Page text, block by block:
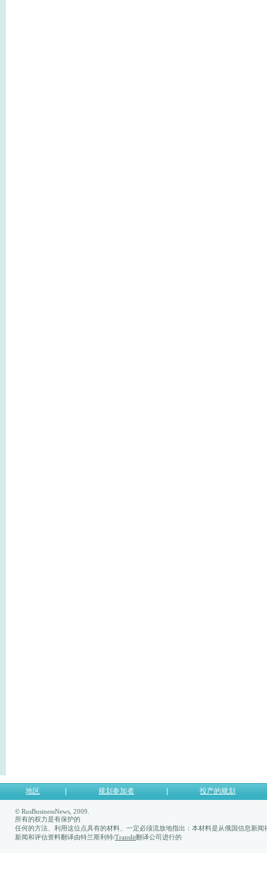
地区 规划参加者 投产的规划
© RusBusinessNews, 2009.
所有的权力是有保护的
任何的方法、利用这位点具有的材料、一定必须流放地指出：本材料是从俄国信息新闻
新闻和评估资料翻译由特兰斯利特/Translit翻译公司进行的